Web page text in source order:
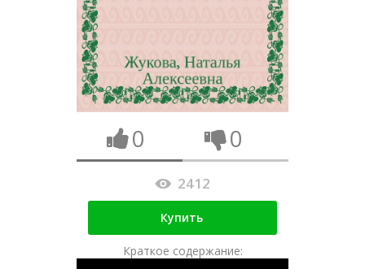
0 0
2412
Купить
Краткое содержание: